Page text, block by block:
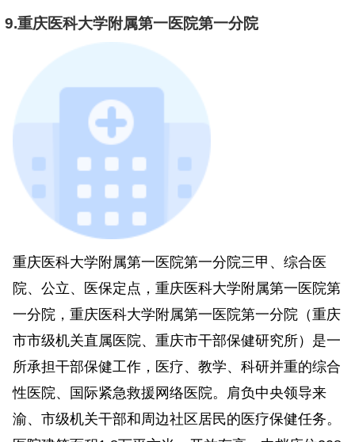
9.重庆医科大学附属第一医院第一分院
重庆医科大学附属第一医院第一分院三甲、综合医
院、公立、医保定点，重庆医科大学附属第一医院第
一分院，重庆医科大学附属第一医院第一分院（重庆
市市级机关直属医院、重庆市干部保健研究所）是一
所承担干部保健工作，医疗、教学、科研并重的综合
性医院、国际紧急救援网络医院。肩负中央领导来
渝、市级机关干部和周边社区居民的医疗保健任务。